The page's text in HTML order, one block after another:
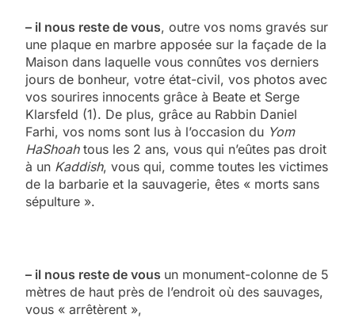
– il nous reste de vous, outre vos noms gravés sur
une plaque en marbre apposée sur la façade de la
Maison dans laquelle vous connûtes vos derniers
jours de bonheur, votre état-civil, vos photos avec
vos sourires innocents grâce à Beate et Serge
Klarsfeld (1). De plus, grâce au Rabbin Daniel
Farhi, vos noms sont lus à l’occasion du Yom
HaShoahtous les 2 ans, vous qui n’eûtes pas droit
à un Kaddish, vous qui, comme toutes les victimes
de la barbarie et la sauvagerie, êtes « morts sans
sépulture ».
– il nous reste de vous un monument-colonne de 5
mètres de haut près de l’endroit où des sauvages,
vous « arrêtèrent »,